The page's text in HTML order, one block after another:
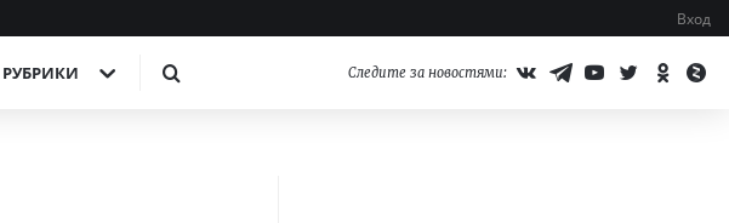
Вход
РУБРИКИ Следите за новостями: